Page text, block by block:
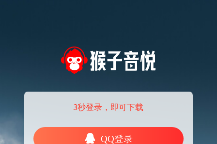
3秒登录，即可下载
QQ登录